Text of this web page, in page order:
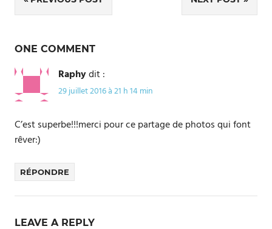
de
l’article
ONE COMMENT
Raphydit :
29 juillet 2016 à 21 h 14 min
C’est superbe!!!merci pour ce partage de photos qui font
rêver:)
RÉPONDRE
LEAVE A REPLY